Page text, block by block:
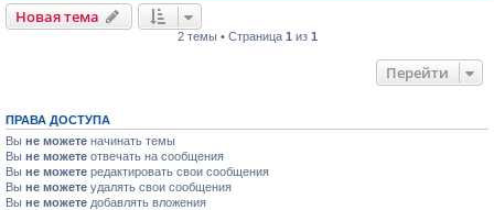
Новая тема
2 темы • Страница 1 из 1
Перейти
ПРАВА ДОСТУПА
Вы не можете начинать темы
Вы не можете отвечать на сообщения
Вы не можете редактировать свои сообщения
Вы не можете удалять свои сообщения
Вы не можете добавлять вложения